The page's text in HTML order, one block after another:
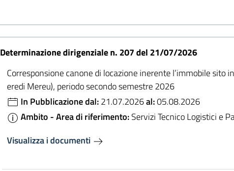
Determinazione dirigenziale n. 207 del 21/07/2026
Corresponsione canone di locazione inerente l’immobile sito
eredi Mereu), periodo secondo semestre 2026
In Pubblicazione dal:21.07.2026al:05.08.2026
Ambito - Area di riferimento:Servizi Tecnico Logistici e
Visualizza i documenti